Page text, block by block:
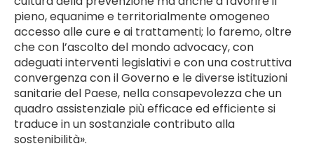
pieno, equanime e territorialmente omogeneo
accesso alle cure e ai trattamenti; lo faremo, oltre
che con l’ascolto del mondo advocacy, con
adeguati interventi legislativi e con una costruttiva
convergenza con il Governo e le diverse istituzioni
sanitarie del Paese, nella consapevolezza che un
quadro assistenziale più efficace ed efficiente si
traduce in un sostanziale contributo alla
sostenibilità».